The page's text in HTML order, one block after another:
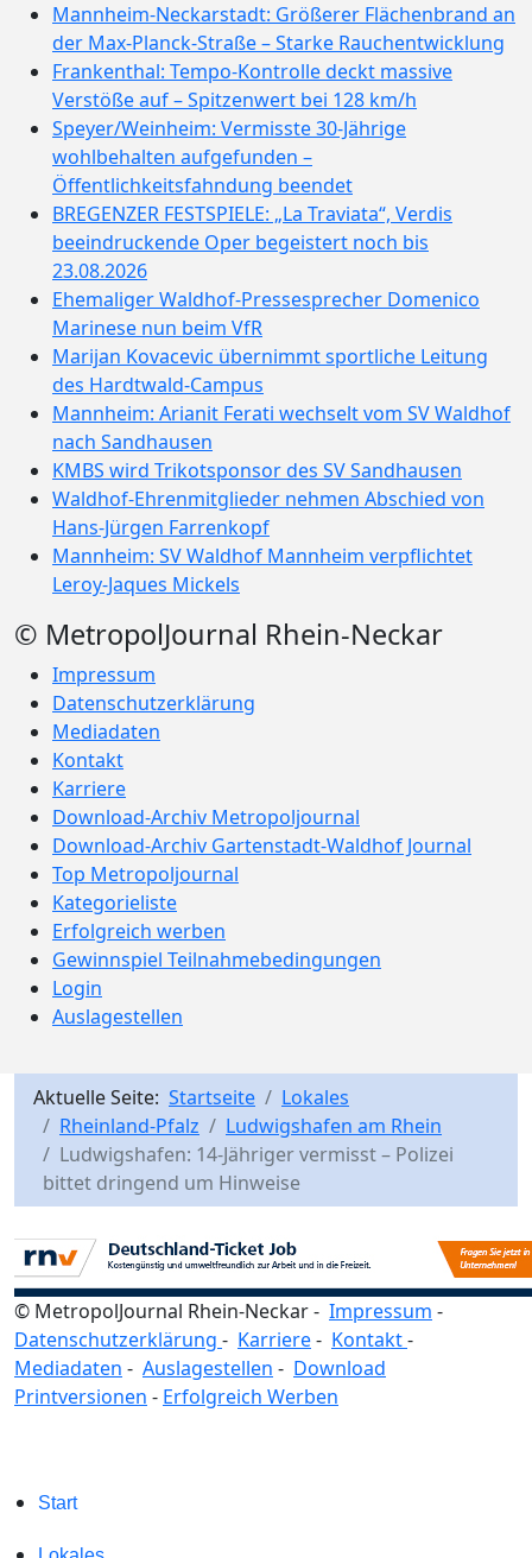
Mannheim-Neckarstadt: Größerer Flächenbrand an
der Max-Planck-Straße – Starke Rauchentwicklung
Frankenthal: Tempo-Kontrolle deckt massive
Verstöße auf – Spitzenwert bei 128 km/h
Speyer/Weinheim: Vermisste 30-Jährige
wohlbehalten aufgefunden –
Öffentlichkeitsfahndung beendet
BREGENZER FESTSPIELE: „La Traviata“, Verdis
beeindruckende Oper begeistert noch bis
23.08.2026
Ehemaliger Waldhof-Pressesprecher Domenico
Marinese nun beim VfR
Marijan Kovacevic übernimmt sportliche Leitung
des Hardtwald-Campus
Mannheim: Arianit Ferati wechselt vom SV Waldhof
nach Sandhausen
KMBS wird Trikotsponsor des SV Sandhausen
Waldhof-Ehrenmitglieder nehmen Abschied von
Hans-Jürgen Farrenkopf
Mannheim: SV Waldhof Mannheim verpflichtet
Leroy-Jaques Mickels
© MetropolJournal Rhein-Neckar
Impressum
Datenschutzerklärung
Mediadaten
Kontakt
Karriere
Download-Archiv Metropoljournal
Download-Archiv Gartenstadt-Waldhof Journal
Top Metropoljournal
Kategorieliste
Erfolgreich werben
Gewinnspiel Teilnahmebedingungen
Login
Auslagestellen
Aktuelle Seite: Startseite
Lokales
Rheinland-Pfalz
Ludwigshafen am Rhein
Ludwigshafen: 14-Jähriger vermisst – Polizei
bittet dringend um Hinweise
© MetropolJournal Rhein-Neckar - Impressum -
Datenschutzerklärung - Karriere- Kontakt-
Mediadaten - Auslagestellen - Download
Printversionen - Erfolgreich Werben
Start